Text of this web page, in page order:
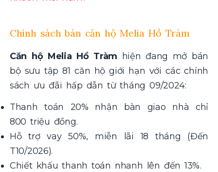
Chính sách bán căn hộ Melia Hồ Tràm
Căn hộ Melia Hồ Tràm hiện đang mở bán
bộ sưu tập 81 căn hộ giới hạn với các chính
sách ưu đãi hấp dẫn từ tháng 09/2024:
Thanh toán 20% nhận bàn giao nhà chỉ
800 triệu đồng.
Hỗ trợ vay 50%, miễn lãi 18 tháng (Đến
T10/2026).
Chiết khấu thanh toán nhanh lên đến 13%.